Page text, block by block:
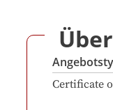
Certificate